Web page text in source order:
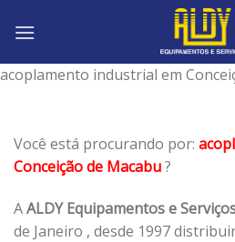
acoplamento industrial em
Você está procurando por:
Conceição de Macabu?
AALDY Equipamentos e
de Janeiro , desde 1997